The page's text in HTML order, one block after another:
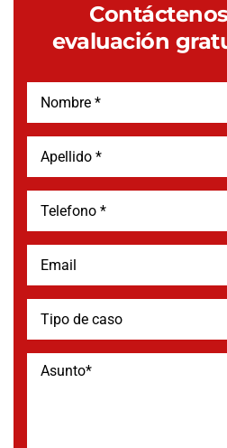
evaluación